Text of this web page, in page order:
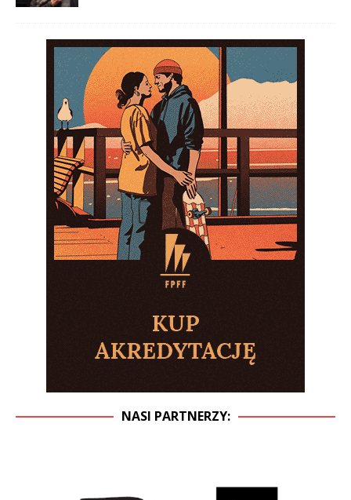
NASI PARTNERZY: